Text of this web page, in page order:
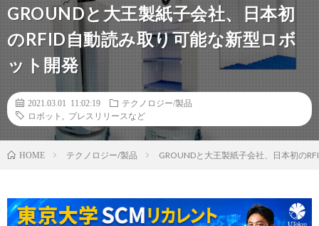
GROUNDと大王製紙子会社、日本初
のRFID自動読み取り可能な新型ロボ
ット開発
2021.03.01 11:02:19
テクノロジー/製品
ロボット
プレスリリースなど
HOME テクノロジー/製品 GROUNDと大王製紙子会社、日本初の